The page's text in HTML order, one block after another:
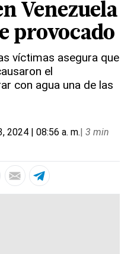
Venezuela
provocado
víctimas asegura que
el
con agua una de las
2024 | 08:56 a. m.| 3 min